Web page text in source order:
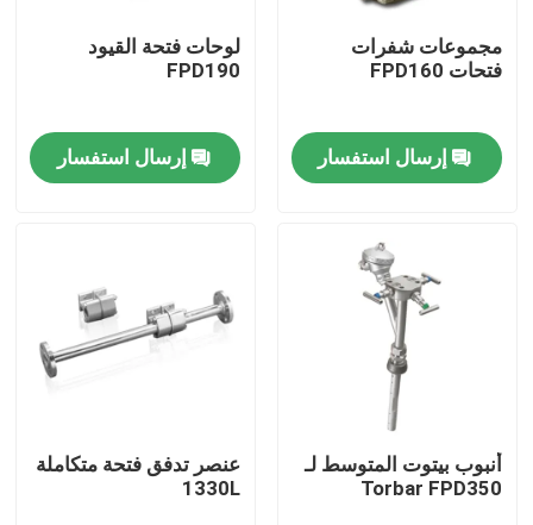
حول بنا
جولة في المعمل
اتصل بنا
طلب اقتباس
مولد غازات PSA
مجموعات شفرات
فتحات FPD160
إرسال استفسار
لوحات فتحة القيود
FPD190
إرسال استفسار
أنبوب بيتوت المتوسط لـ
Torbar FPD350
عنصر تدفق فتحة متكاملة
1330L